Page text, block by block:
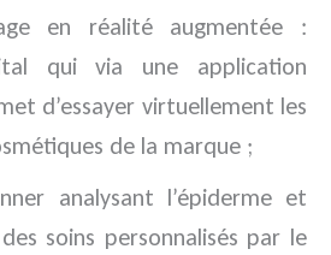
en réalité augmentée :
qui via une application
d’essayer virtuellement les
de la marque ;
analysant l’épiderme et
soins personnalisés par le